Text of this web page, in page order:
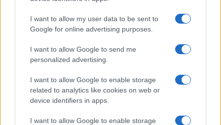
I want to allow my user data to be sent to
Google for online advertising purposes.
I want to allow Google to send me
personalized advertising.
I want to allow Google to enable storage
related to analytics like cookies on web or
device identifiers in apps.
I want to allow Google to enable storage
F
a
ce
o
o
k
T
w
it
r
Pi
n
te
st
W
h
at
A
p
p
S
h
a
Articolo precedente